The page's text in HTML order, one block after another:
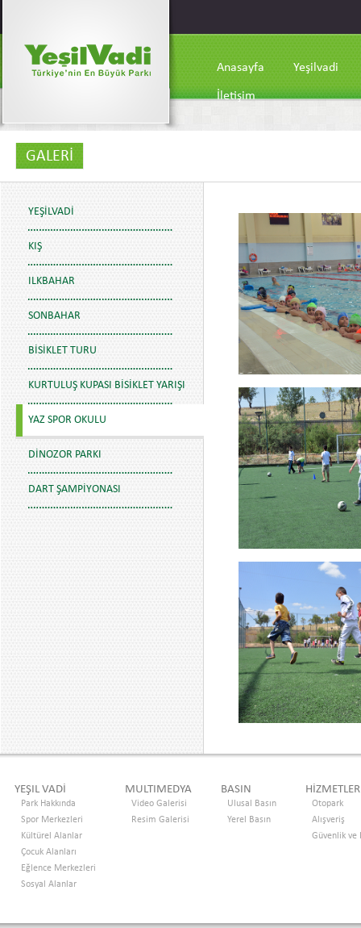
Anasayfa Yeşilvadi
İletişim
GALERİ
YEŞILVADI
KIŞ
ILKBAHAR
SONBAHAR
BISIKLET TURU
KURTULUŞ KUPASI BISIKLET YARIŞI
YAZ SPOR OKULU
DINOZOR PARKI
DART ŞAMPIYONASI
YEŞIL VADİ
Park Hakkında
Spor Merkezleri
Kültürel Alanlar
Çocuk Alanları
Eğlence Merkezleri
Sosyal Alanlar
MULTIMEDYA
Video Galerisi
Resim Galerisi
BASIN
Ulusal Basın
Yerel Basın
HİZMETLER
Otopark
Alışveriş
Güvenlik ve